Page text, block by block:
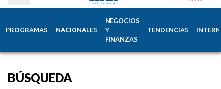
PROGRAMAS NACIONALES
NEGOCIOS
Y
FINANZAS
TENDENCIAS
BÚSQUEDA